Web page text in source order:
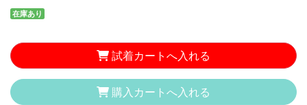
在庫あり
試着カートへ入れる
購入カートへ入れる